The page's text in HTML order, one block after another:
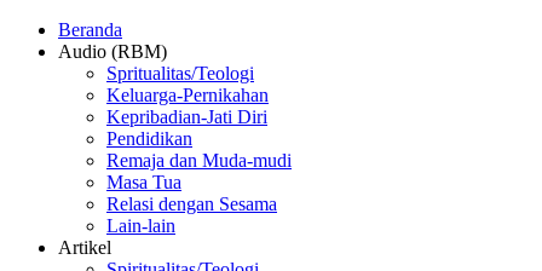
Beranda
Audio (RBM)
Spritualitas/Teologi
Keluarga-Pernikahan
Kepribadian-Jati Diri
Pendidikan
Remaja dan Muda-mudi
Masa Tua
Relasi dengan Sesama
Lain-lain
Artikel